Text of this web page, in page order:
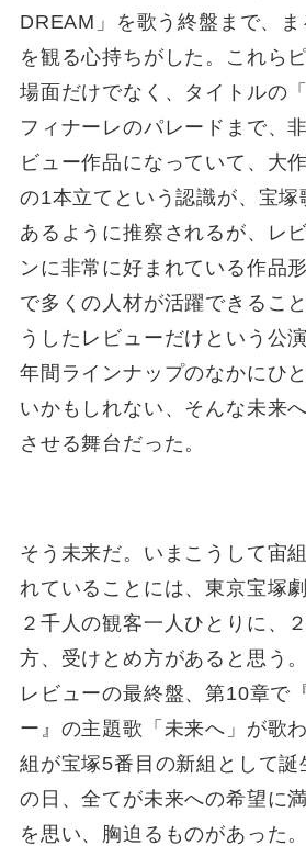
DREAM」を歌う終盤まで、
を観る心持ちがした。これら
場面だけでなく、タイトルの
フィナーレのパレードまで、
ビュー作品になっていて、大
の1本立てという認識が、宝塚
あるように推察されるが、レ
ンに非常に好まれている作品
で多くの人材が活躍できるこ
うしたレビューだけという公
年間ラインナップのなかにひ
いかもしれない、そんな未来
させる舞台だった。
そう未来だ。いまこうして宙
れていることには、東京宝塚
２千人の観客一人ひとりに、
方、受けとめ方があると思う
レビューの最終盤、第10章で
ー』の主題歌「未来へ」が歌
組が宝塚5番目の新組として
の日、全てが未来への希望に
を思い、胸迫るものがあった